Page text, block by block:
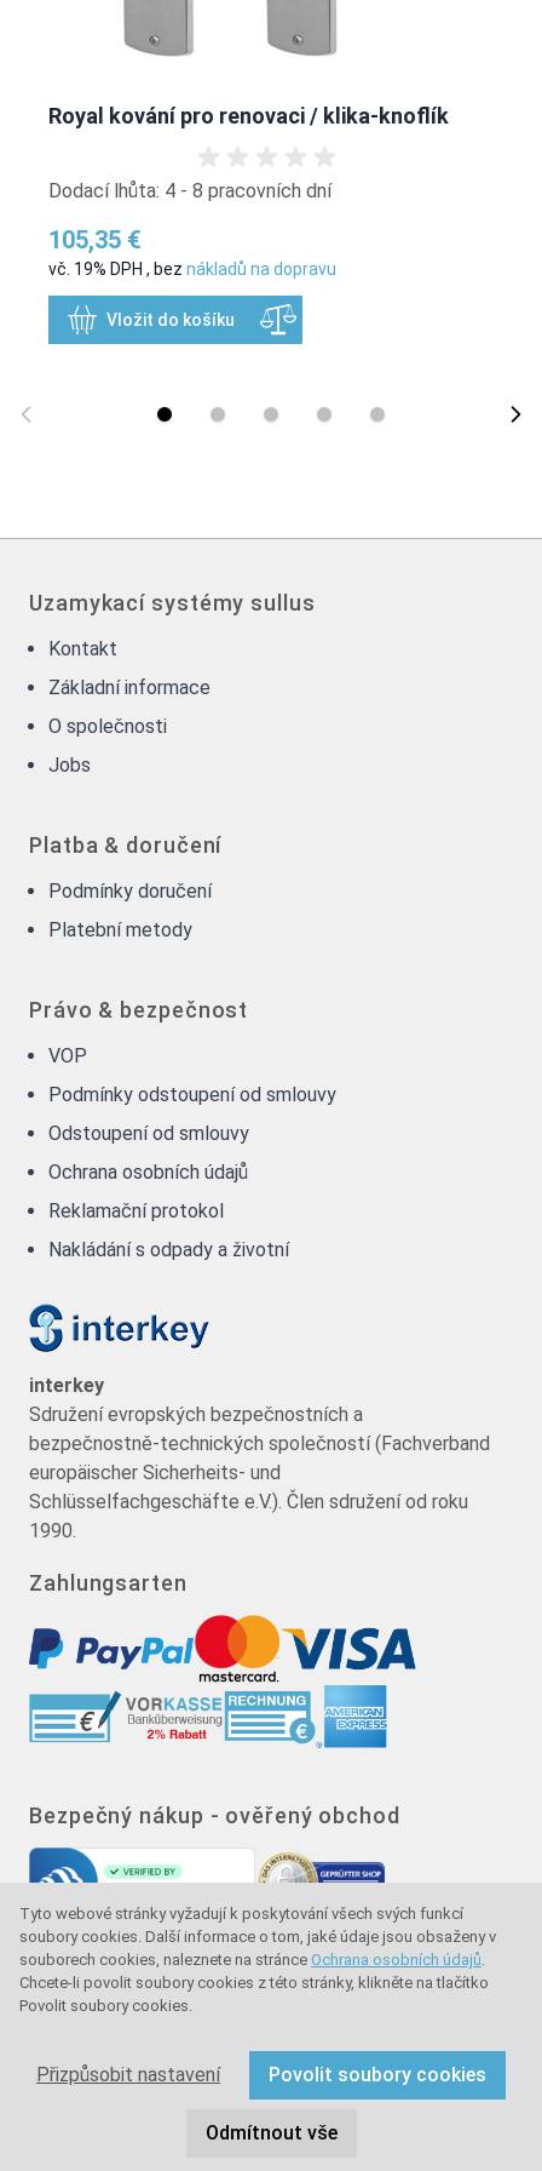
Tyto webové stránky vyžadují k poskytování všech svých funkcí
soubory cookies. Další informace o tom, jaké údaje jsou obsaženy v
souborech cookies, naleznete na stránce Ochrana osobních údajů.
Chcete-li povolit soubory cookies z této stránky, klikněte na tlačítko
Povolit soubory cookies.
Přizpůsobit nastavení Povolit soubory cookies
Odmítnout vše
Royal kování pro renovaci / klika-knoflík
Dodací lhůta: 4 - 8 pracovních dní
105,35 €
vč. 19% DPH , bez nákladů na dopravu
Vložit do košíku
Uzamykací systémy sullus
Kontakt
Základní informace
O společnosti
Jobs
Platba & doručení
Podmínky doručení
Platební metody
Právo & bezpečnost
VOP
Podmínky odstoupení od smlouvy
Odstoupení od smlouvy
Ochrana osobních údajů
Reklamační protokol
Nakládání s odpady a životní
interkey
Sdružení evropských bezpečnostních a
bezpečnostně-technických společností (Fachverband
europäischer Sicherheits- und
Schlüsselfachgeschäfte e.V.). Člen sdružení od roku
1990.
Zahlungsarten
Bezpečný nákup - ověřený obchod
Značka kvality - ochrana kupujícího - ochrana
Copyright © 2024 sullus GmbH & Co. KG. Všechna práva